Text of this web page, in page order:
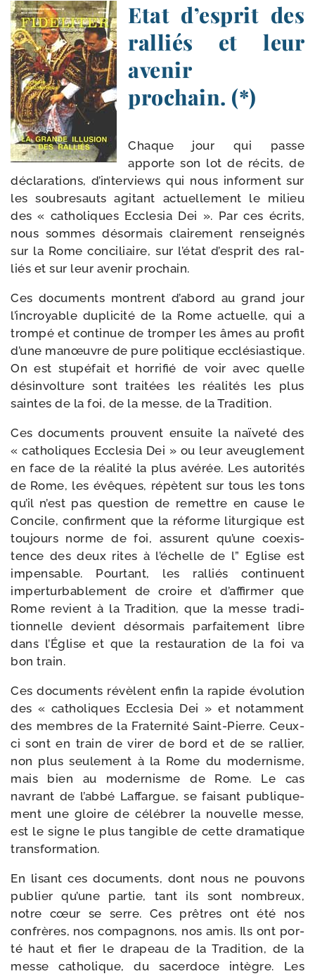
Etat d’esprit des
ralliés et leur
avenir
prochain. (*)
Chaque jour qui passe
apporte son lot de récits, de
décla­ra­tions, d’in­ter­views qui nous informent sur
les sou­bre­sauts agi­tant actuel­le­ment le milieu
des « catho­liques Ecclesia Dei ». Par ces écrits,
nous sommes désor­mais clai­re­ment ren­sei­gnés
sur la Rome conci­liaire, sur l’é­tat d’es­prit des ral­
liés et sur leur ave­nir prochain.
Ces docu­ments montrent d’a­bord au grand jour
l’in­croyable dupli­ci­té de la Rome actuelle, qui a
trom­pé et conti­nue de trom­per les âmes au pro­fit
d’une manœuvre de pure poli­tique ecclé­sias­tique.
On est stu­pé­fait et hor­ri­fié de voir avec quelle
désin­vol­ture sont trai­tées les réa­li­tés les plus
saintes de la foi, de la messe, de la Tradition.
Ces docu­ments prouvent ensuite la naï­ve­té des
« catho­liques Ecclesia Dei » ou leur aveu­gle­ment
en face de la réa­li­té la plus avé­rée. Les auto­ri­tés
de Rome, les évêques, répètent sur tous les tons
qu’il n’est pas ques­tion de remettre en cause le
Concile, confirment que la réforme litur­gique est
tou­jours norme de foi, assurent qu’une coexis­
tence des deux rites à l’é­chelle de l” Eglise est
impen­sable. Pourtant, les ral­liés conti­nuent
imper­tur­ba­ble­ment de croire et d’af­fir­mer que
Rome revient à la Tradition, que la messe tra­di­
tion­nelle devient désor­mais par­fai­te­ment libre
dans l’Église et que la res­tau­ra­tion de la foi va
bon train.
Ces docu­ments révèlent enfin la rapide évo­lu­tion
des « catho­liques Ecclesia Dei » et notam­ment
des membres de la Fraternité Saint-​Pierre. Ceux-​
ci sont en train de virer de bord et de se ral­lier,
non plus seule­ment à la Rome du moder­nisme,
mais bien au moder­nisme de Rome. Le cas
navrant de l’ab­bé Laffargue, se fai­sant publi­que­
ment une gloire de célé­brer la nou­velle messe,
est le signe le plus tan­gible de cette dra­ma­tique
transformation.
En lisant ces docu­ments, dont nous ne pou­vons
publier qu’une par­tie, tant ils sont nom­breux,
notre cœur se serre. Ces prêtres ont été nos
confrères, nos com­pa­gnons, nos amis. Ils ont por­
té haut et fier le dra­peau de la Tradition, de la
messe catho­lique, du sacer­doce intègre. Les